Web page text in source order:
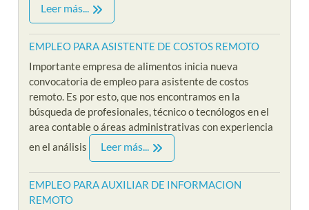
Leer más...
EMPLEO PARA ASISTENTE DE COSTOS REMOTO
Importante empresa de alimentos inicia nueva
convocatoria de empleo para asistente de costos
remoto. Es por esto, que nos encontramos en la
búsqueda de profesionales, técnico o tecnólogos en el
area contable o áreas administrativas con experiencia
en el análisis
Leer más...
EMPLEO PARA AUXILIAR DE INFORMACION
REMOTO